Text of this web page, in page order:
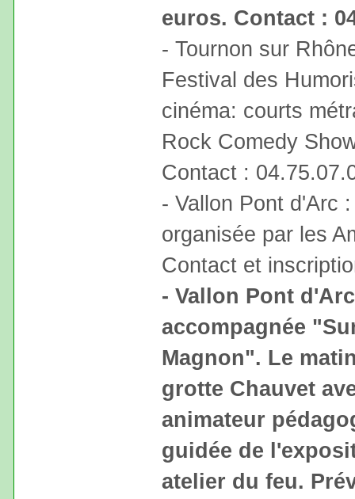
euros. Contact :
- Tournon sur
Festival des
cinéma: courts
Rock Comedy
Contact :
- Vallon Pont d'Arc
organisée par les
Contact et
- Vallon Pont
accompagnée
Magnon". Le
grotte Chauvet
animateur
guidée de
atelier du feu.